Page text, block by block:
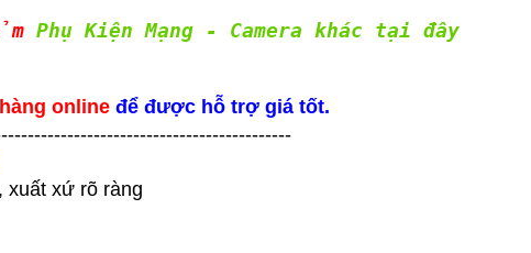
Phụ Kiện Mạng - Camera khác tại đây
online để được hỗ trợ giá tốt.
xuất xứ rõ ràng